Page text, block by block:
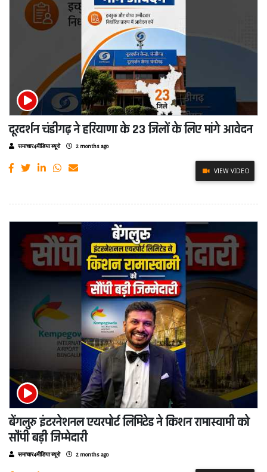
दूरदर्शन चंडीगढ़ ने हरियाणा के 23 जिलों के लिए मांगे आवेदन
समाचार4मीडिया ब्यूरो 2 months ago
VIEW VIDEO
बेंगलुरु इंटरनेशनल एयरपोर्ट लिमिटेड ने किशन रामास्वामी को
सौंपी बड़ी जिम्मेदारी
समाचार4मीडिया ब्यूरो 2 months ago